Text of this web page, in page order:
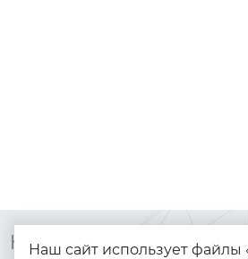
Контакты
Наш сайт использует файлы